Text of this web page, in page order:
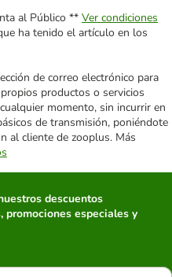
al Público ** Ver condiciones
ha tenido el artículo en los
de correo electrónico para
productos o servicios
momento, sin incurrir en
de transmisión, poniéndote
al cliente de zooplus. Más
descuentos
promociones especiales y